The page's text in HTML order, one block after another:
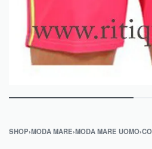
SHOP›MODA MARE›MODA MARE UOMO›